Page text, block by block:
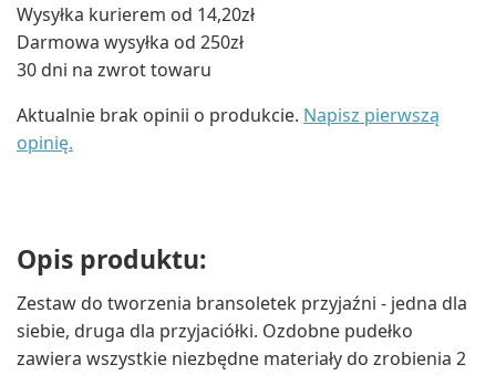
Wysyłka kurierem od 14,20zł
Darmowa wysyłka od 250zł
30 dni na zwrot towaru
Aktualnie brak opinii o produkcie. Napisz pierwszą
opinię.
Opis produktu:
Zestaw do tworzenia bransoletek przyjaźni - jedna dla
siebie, druga dla przyjaciółki. Ozdobne pudełko
zawiera wszystkie niezbędne materiały do zrobienia 2